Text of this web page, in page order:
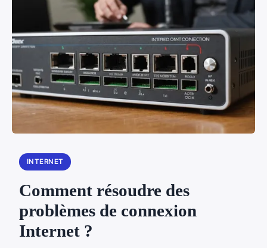
INTERNET
Comment résoudre des
problèmes de connexion
Internet ?